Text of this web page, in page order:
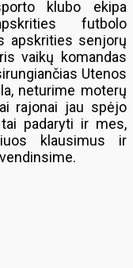
klubo ekipa
futbolo
apskrities senjorų
vaikų komandas
Utenos
neturime moterų
rajonai jau spėjo
padaryti ir mes,
klausimus ir